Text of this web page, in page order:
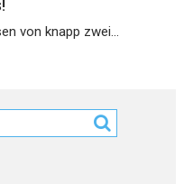
von knapp zwei...